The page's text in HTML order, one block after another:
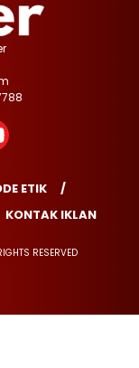
ETIK
KONTAK IKLAN
RESERVED